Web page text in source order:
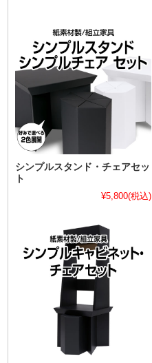
シンプルスタンド・チェアセッ
ト
¥5,800(税込)